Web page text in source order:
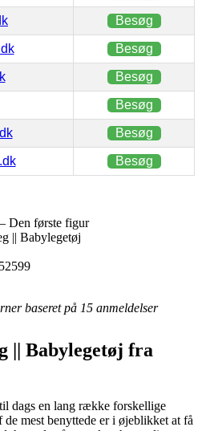
Besøg
Besøg
Besøg
Besøg
Besøg
Besøg
Den første figur
|| Babylegetøj
baseret på 15 anmeldelser
|| Babylegetøj fra
dags en lang række forskellige
mest benyttede er i øjeblikket at få